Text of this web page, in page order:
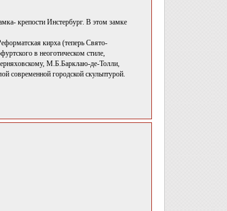
крепости Инстербург. В этом замке
кирха (теперь Свято-
в неоготическом стиле,
М.Б.Барклаю-де-Толли,
современной городской скульптурой.